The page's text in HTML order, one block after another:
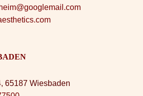
65187 Wiesbaden